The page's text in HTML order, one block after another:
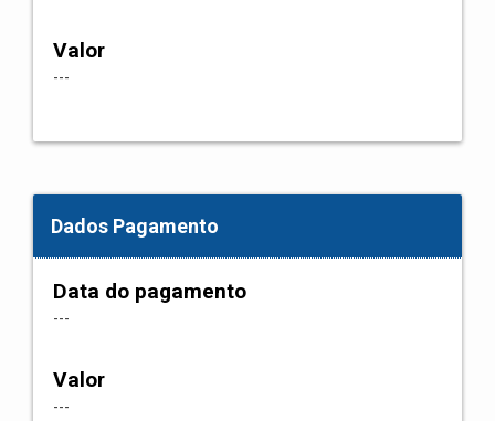
Valor
---
Dados Pagamento
Data do pagamento
---
Valor
---